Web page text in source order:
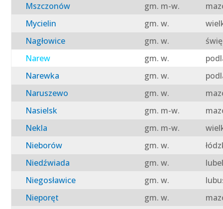
Mszczonów
gm. m-w.
Mycielin
gm. w.
Nagłowice
gm. w.
Narew
gm. w.
Narewka
gm. w.
Naruszewo
gm. w.
Nasielsk
gm. m-w.
Nekla
gm. m-w.
Nieborów
gm. w.
Niedźwiada
gm. w.
Niegosławice
gm. w.
Nieporęt
gm. w.